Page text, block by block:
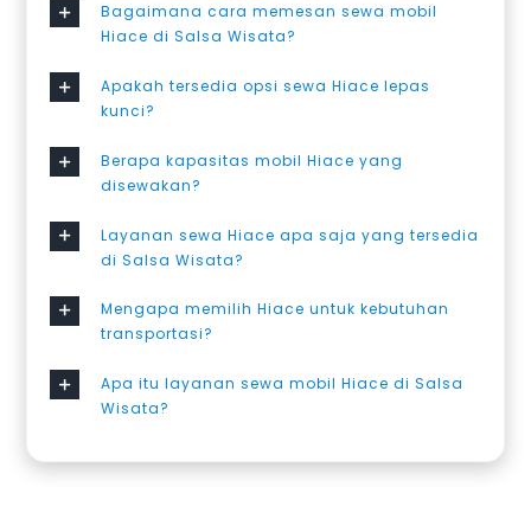
Bagaimana cara memesan sewa mobil
Hiace di Salsa Wisata?
Apakah tersedia opsi sewa Hiace lepas
kunci?
Berapa kapasitas mobil Hiace yang
disewakan?
Layanan sewa Hiace apa saja yang tersedia
di Salsa Wisata?
Mengapa memilih Hiace untuk kebutuhan
transportasi?
Apa itu layanan sewa mobil Hiace di Salsa
Wisata?